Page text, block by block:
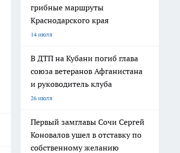
грибные маршруты
Краснодарского края
14 июля
В ДТП на Кубани погиб глава
союза ветеранов Афганистана
и руководитель клуба
26 июля
Первый замглавы Сочи Сергей
Коновалов ушел в отставку по
собственному желанию